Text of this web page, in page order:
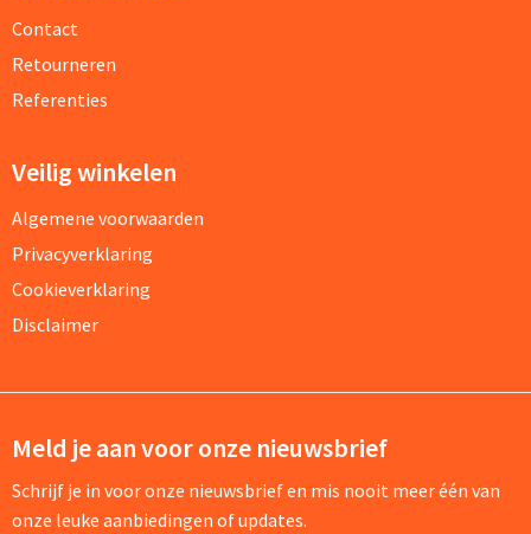
Contact
Retourneren
Referenties
Veilig winkelen
Algemene voorwaarden
Privacyverklaring
Cookieverklaring
Disclaimer
Meld je aan voor onze nieuwsbrief
Schrijf je in voor onze nieuwsbrief en mis nooit meer één van
onze leuke aanbiedingen of updates.